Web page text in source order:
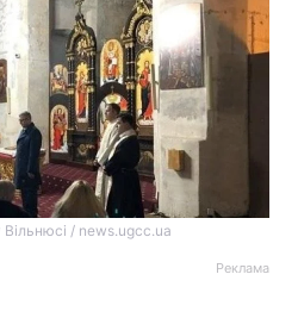
/ news.ugcc.ua
Реклама